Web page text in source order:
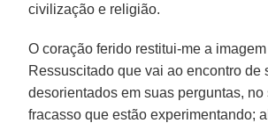
civilização e religião.
O coração ferido restitui-me a
Ressuscitado que vai ao encontro de
desorientados em suas perguntas, no
fracasso que estão experimentando;